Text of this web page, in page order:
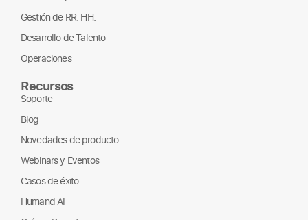
Gestión de RR. HH.
Desarrollo de Talento
Operaciones
Recursos
Soporte
Blog
Novedades de producto
Webinars y Eventos
Casos de éxito
Humand AI